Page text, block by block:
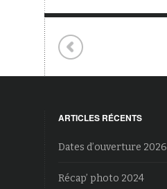
ARTICLES RÉCENTS
Dates d’ouverture 2026
Récap’ photo 2024